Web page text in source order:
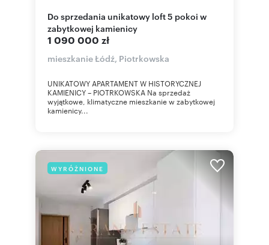
Do sprzedania unikatowy loft 5 pokoi w
zabytkowej kamienicy
1 090 000 zł
mieszkanie Łódź, Piotrkowska
UNIKATOWY APARTAMENT W HISTORYCZNEJ
KAMIENICY – PIOTRKOWSKA Na sprzedaż
wyjątkowe, klimatyczne mieszkanie w zabytkowej
kamienicy...
WYRÓŻNIONE